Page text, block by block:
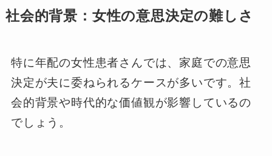
社会的背景：女性の意思決定の難しさ
特に年配の女性患者さんでは、家庭での意思
決定が夫に委ねられるケースが多いです。社
会的背景や時代的な価値観が影響しているの
でしょう。